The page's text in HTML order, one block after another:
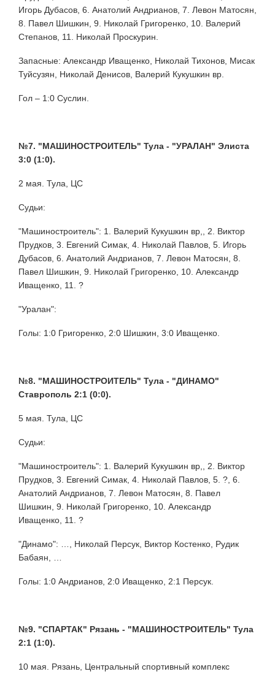
Игорь Дубасов, 6. Анатолий Андрианов, 7. Левон Матосян,
8. Павел Шишкин, 9. Николай Григоренко, 10. Валерий
Степанов, 11. Николай Проскурин.
Запасные: Александр Иващенко, Николай Тихонов, Мисак
Туйсузян, Николай Денисов, Валерий Кукушкин вр.
Гол – 1:0 Суслин.
№7. "МАШИНОСТРОИТЕЛЬ" Тула - "УРАЛАН" Элиста
3:0 (1:0).
2 мая. Тула, ЦС
Судьи:
"Машиностроитель": 1. Валерий Кукушкин вр,, 2. Виктор
Прудков, 3. Евгений Симак, 4. Николай Павлов, 5. Игорь
Дубасов, 6. Анатолий Андрианов, 7. Левон Матосян, 8.
Павел Шишкин, 9. Николай Григоренко, 10. Александр
Иващенко, 11. ?
"Уралан":
Голы: 1:0 Григоренко, 2:0 Шишкин, 3:0 Иващенко.
№8. "МАШИНОСТРОИТЕЛЬ" Тула - "ДИНАМО"
Ставрополь 2:1 (0:0).
5 мая. Тула, ЦС
Судьи:
"Машиностроитель": 1. Валерий Кукушкин вр,, 2. Виктор
Прудков, 3. Евгений Симак, 4. Николай Павлов, 5. ?, 6.
Анатолий Андрианов, 7. Левон Матосян, 8. Павел
Шишкин, 9. Николай Григоренко, 10. Александр
Иващенко, 11. ?
"Динамо": …, Николай Персук, Виктор Костенко, Рудик
Бабаян, …
Голы: 1:0 Андрианов, 2:0 Иващенко, 2:1 Персук.
№9. "СПАРТАК" Рязань - "МАШИНОСТРОИТЕЛЬ" Тула
2:1 (1:0).
10 мая. Рязань, Центральный спортивный комплекс